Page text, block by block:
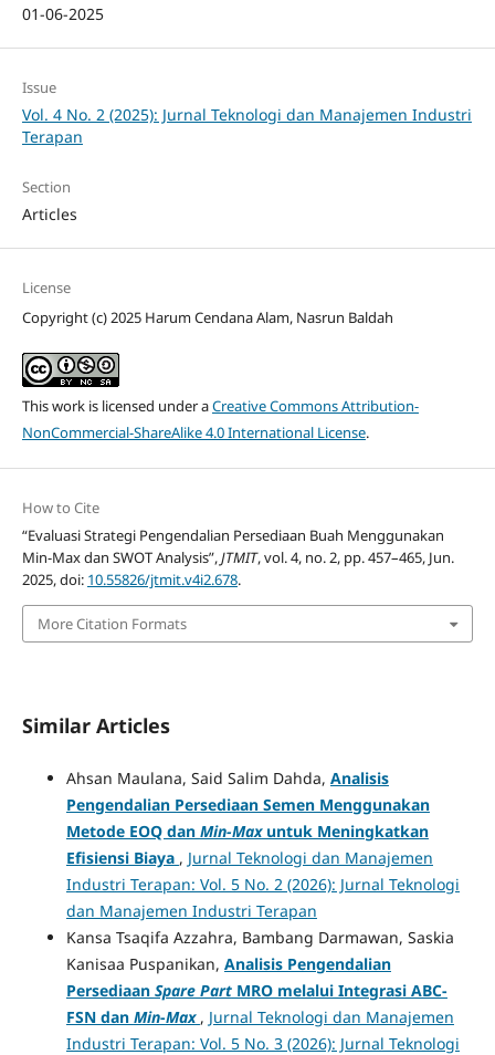
01-06-2025
Issue
Vol. 4 No. 2 (2025): Jurnal Teknologi dan Manajemen Industri
Terapan
Section
Articles
License
Copyright (c) 2025 Harum Cendana Alam, Nasrun Baldah
This work is licensed under aCreative Commons Attribution-
NonCommercial-ShareAlike 4.0 International License.
How to Cite
“Evaluasi Strategi Pengendalian Persediaan Buah Menggunakan
Min-Max dan SWOT Analysis”,JTMIT, vol. 4, no. 2, pp. 457–465, Jun.
2025, doi: 10.55826/jtmit.v4i2.678.
More Citation Formats
Similar Articles
Ahsan Maulana, Said Salim Dahda, Analisis
Pengendalian Persediaan Semen Menggunakan
Metode EOQ dan Min-Maxuntuk Meningkatkan
Efisiensi Biaya , Jurnal Teknologi dan Manajemen
Industri Terapan: Vol. 5 No. 2 (2026): Jurnal Teknologi
dan Manajemen Industri Terapan
Kansa Tsaqifa Azzahra, Bambang Darmawan, Saskia
Kanisaa Puspanikan, Analisis Pengendalian
Persediaan Spare PartMRO melalui Integrasi ABC-
FSN dan Min-Max , Jurnal Teknologi dan Manajemen
Industri Terapan: Vol. 5 No. 3 (2026): Jurnal Teknologi